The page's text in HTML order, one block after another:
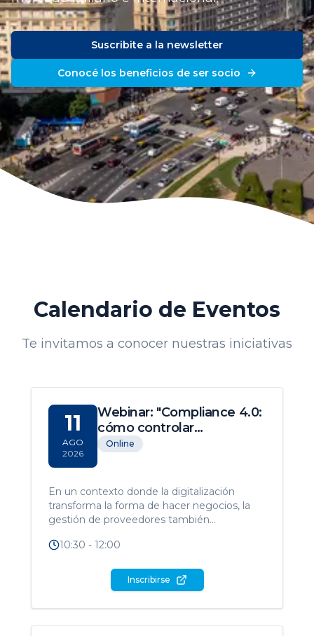
Suscribite a la newsletter
Conocé los beneficios de ser socio
Calendario de Eventos
Te invitamos a conocer nuestras iniciativas
11
AGO
2026
Webinar: "Compliance 4.0:
cómo controlar
proveedores en entornos
Online
En un contexto donde la digitalización
transforma la forma de hacer negocios, la
gestión de proveedores también
limita a la revisión de documentos o
inteligente de datos para identificar riesgos,
fortalecer la toma de decisiones y anticipar
10:30 - 12:00
Inscribirse